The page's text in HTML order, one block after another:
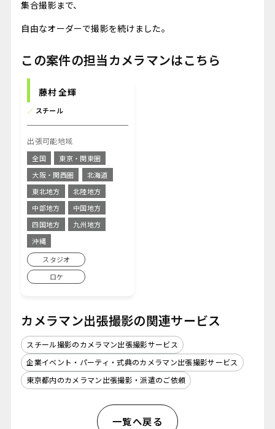
集合撮影まで、
自由なオーダーで撮影を続けました。
この案件の担当カメラマンはこちら
藤村 全輝
／ スチール
出張可能地域
全国
東京・関東圏
大阪・関西圏
北海道
東北地方
北陸地方
中部地方
中国地方
四国地方
九州地方
沖縄
スタジオ
ロケ
カメラマン出張撮影の関連サービス
スチール撮影のカメラマン出張撮影サービス
企業イベント・パーティ・式典のカメラマン出張撮影サービス
東京都内のカメラマン出張撮影・派遣のご依頼
一覧へ戻る